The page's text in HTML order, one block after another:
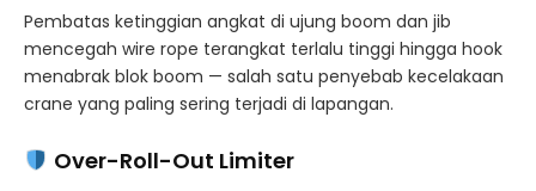
Pembatas ketinggian angkat di ujung boom dan jib
mencegah wire rope terangkat terlalu tinggi hingga hook
menabrak blok boom — salah satu penyebab kecelakaan
crane yang paling sering terjadi di lapangan.
Over-Roll-Out Limiter